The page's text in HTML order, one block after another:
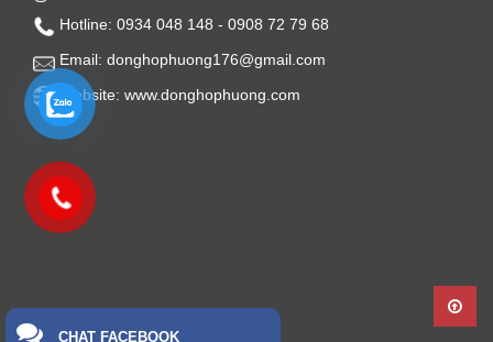
Hotline: 0934 048 148 - 0908 72 79 68
Email: donghophuong176@gmail.com
Website: www.donghophuong.com
CHAT FACEBOOK